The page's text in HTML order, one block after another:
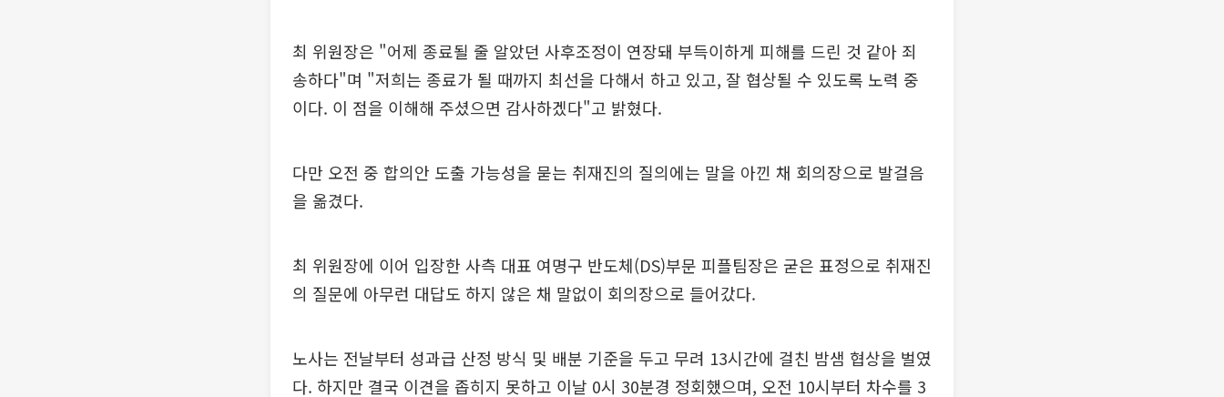
최 위원장은 "어제 종료될 줄 알았던 사후조정이 연장돼 부득이하게 피해를 드린 것 같아 죄
송하다"며 "저희는 종료가 될 때까지 최선을 다해서 하고 있고, 잘 협상될 수 있도록 노력 중
이다. 이 점을 이해해 주셨으면 감사하겠다"고 밝혔다.
다만 오전 중 합의안 도출 가능성을 묻는 취재진의 질의에는 말을 아낀 채 회의장으로 발걸음
을 옮겼다.
최 위원장에 이어 입장한 사측 대표 여명구 반도체(DS)부문 피플팀장은 굳은 표정으로 취재진
의 질문에 아무런 대답도 하지 않은 채 말없이 회의장으로 들어갔다.
노사는 전날부터 성과급 산정 방식 및 배분 기준을 두고 무려 13시간에 걸친 밤샘 협상을 벌였
다. 하지만 결국 이견을 좁히지 못하고 이날 0시 30분경 정회했으며, 오전 10시부터 차수를 3